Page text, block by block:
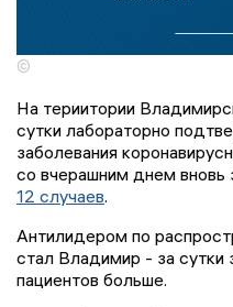
©
На териитории
сутки лабораторно
заболевания
со вчерашним днем вновь
12 случаев.
Антилидером по
стал Владимир - за сутки
пациентов больше.